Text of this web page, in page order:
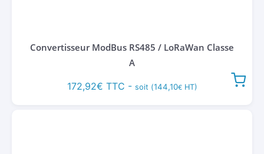
Convertisseur ModBus RS485 / LoRaWan Classe
A
172,92€ TTC - soit (144,10€HT)